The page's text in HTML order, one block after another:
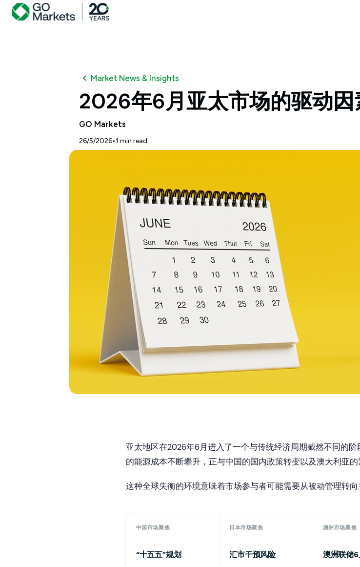
Market News & Insights
2026年6月亚太市场的驱动因
GO Markets
26/5/2026•1 min read
亚太地区在2026年6月进入了一个与传统经济周期截然不同的
的能源成本不断攀升，正与中国的国内政策转变以及澳大利亚的
这种全球失衡的环境意味着市场参与者可能需要从被动管理转向
中国市场聚焦
“十五五”规划
日本市场聚焦
汇市干预风险
澳洲市场聚焦
澳洲联储